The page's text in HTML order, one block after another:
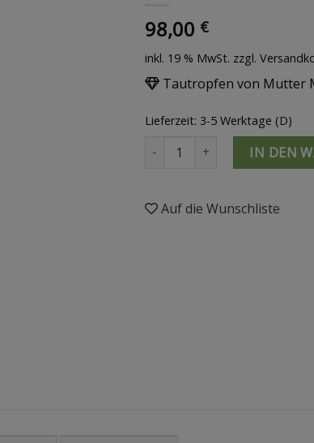
98,00 €
inkl. 19 % MwSt. zzgl.
Tautropfen von Mutter
Lieferzeit: 3-5 Werktage (D)
Prismakugel Menge IN DEN
Auf die Wunschliste